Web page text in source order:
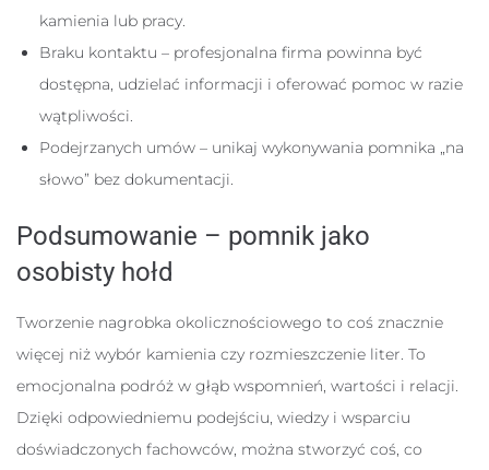
kamienia lub pracy.
Braku kontaktu – profesjonalna firma powinna być
dostępna, udzielać informacji i oferować pomoc w razie
wątpliwości.
Podejrzanych umów – unikaj wykonywania pomnika „na
słowo” bez dokumentacji.
Podsumowanie – pomnik jako
osobisty hołd
Tworzenie nagrobka okolicznościowego to coś znacznie
więcej niż wybór kamienia czy rozmieszczenie liter. To
emocjonalna podróż w głąb wspomnień, wartości i relacji.
Dzięki odpowiedniemu podejściu, wiedzy i wsparciu
doświadczonych fachowców, można stworzyć coś, co